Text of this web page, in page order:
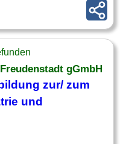
gGmbH
zur/ zum
und